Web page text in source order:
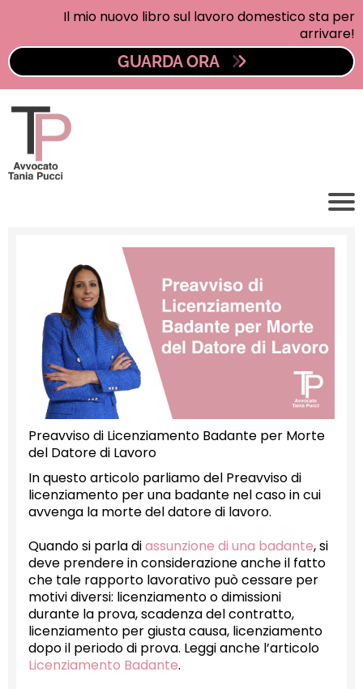
Il mio nuovo libro sul lavoro domestico sta per
arrivare!
GUARDA ORA
Preavviso di Licenziamento Badante per Morte
del Datore di Lavoro
In questo articolo parliamo del Preavviso di
licenziamento per una badante nel caso in cui
avvenga la morte del datore di lavoro.
Quando si parla diassunzione di una badante, si
deve prendere in considerazione anche il fatto
che tale rapporto lavorativo può cessare per
motivi diversi: licenziamento o dimissioni
durante la prova, scadenza del contratto,
licenziamento per giusta causa, licenziamento
dopo il periodo di prova. Leggi anche l’articolo
Licenziamento Badante.